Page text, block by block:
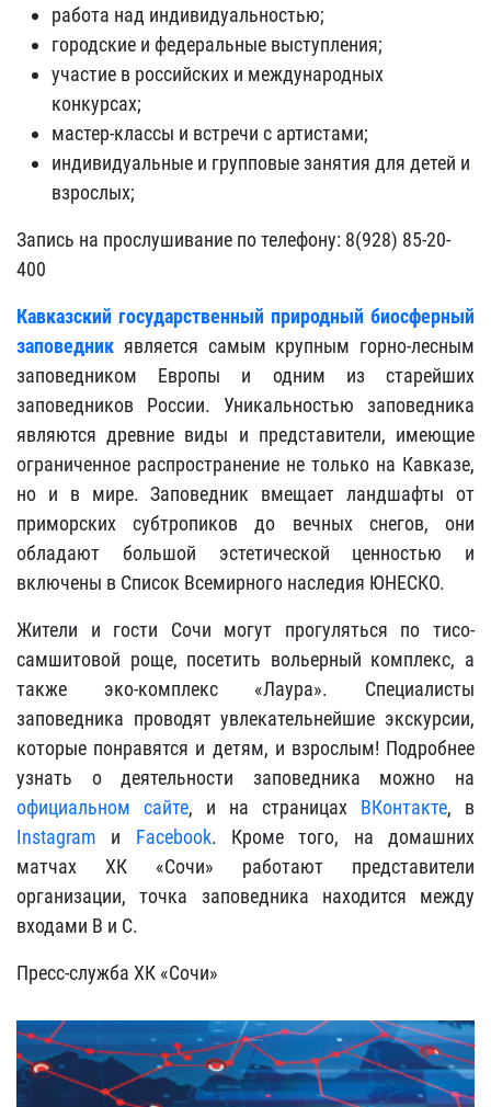
работа над индивидуальностью;
городские и федеральные выступления;
участие в российских и международных
конкурсах;
мастер-классы и встречи с артистами;
индивидуальные и групповые занятия для детей и
взрослых;
Запись на прослушивание по телефону: 8(928) 85-20-
400
Кавказский государственный природный биосферный
заповедник является самым крупным горно-лесным
заповедником Европы и одним из старейших
заповедников России. Уникальностью заповедника
являются древние виды и представители, имеющие
ограниченное распространение не только на Кавказе,
но и в мире. Заповедник вмещает ландшафты от
приморских субтропиков до вечных снегов, они
обладают большой эстетической ценностью и
включены в Список Всемирного наследия ЮНЕСКО.
Жители и гости Сочи могут прогуляться по тисо-
самшитовой роще, посетить вольерный комплекс, а
также эко-комплекс «Лаура». Специалисты
заповедника проводят увлекательнейшие экскурсии,
которые понравятся и детям, и взрослым! Подробнее
узнать о деятельности заповедника можно на
официальном сайте, и на страницах ВКонтакте, в
Instagram и Facebook. Кроме того, на домашних
матчах ХК «Сочи» работают представители
организации, точка заповедника находится между
входами В и С.
Пресс-служба ХК «Сочи»